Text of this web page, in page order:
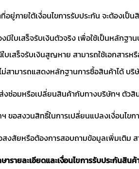
อยู่ภายใต้เงื่อนไขการรับประกัน จะต้องเ
งมีใบเสร็จรับเงินตัวจริง เพื่อใช้เป็นหลักฐา
บเสร็จรับเงินสูญหาย สามารถใช้เอกสาร
ม่สามารถแสดงหลักฐานการซื้อสินค้าได้ บ
งซ่อมหรือเปลี่ยนสินค้ากับทางบริษัทฯ ตัว
ขอสงวนสิทธิ์ในการเปลี่ยนแปลงเงื่อนไข
งสัยหรือต้องการสอบถามข้อมูลเพิ่มเติม ส
ารายละเอียดและเงื่อนไขการรับประกันสิน